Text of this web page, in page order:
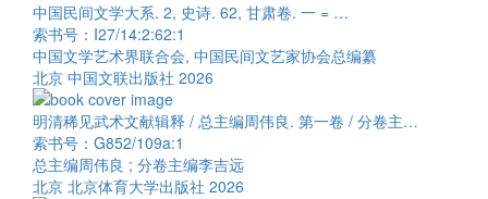
中国民间文学大系. 2, 史诗. 62, 甘肃卷. 一 = …
索书号：I27/14:2:62:1
中国文学艺术界联合会, 中国民间文艺家协会总编纂
北京 中国文联出版社 2026
明清稀见武术文献辑释 / 总主编周伟良. 第一卷 / 分卷主…
索书号：G852/109a:1
总主编周伟良 ; 分卷主编李吉远
北京 北京体育大学出版社 2026